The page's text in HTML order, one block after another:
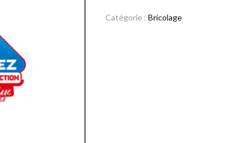
Catégorie : Bricolage